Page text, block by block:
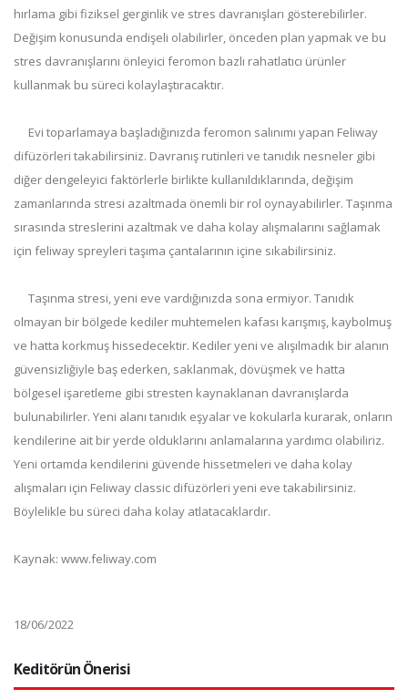
hırlama gibi fiziksel gerginlik ve stres davranışları gösterebilirler.
Değişim konusunda endişeli olabilirler, önceden plan yapmak ve bu
stres davranışlarını önleyici feromon bazlı rahatlatıcı ürünler
kullanmak bu süreci kolaylaştıracaktır.
Evi toparlamaya başladığınızda feromon salınımı yapan Feliway
difüzörleri takabilirsiniz. Davranış rutinleri ve tanıdık nesneler gibi
diğer dengeleyici faktörlerle birlikte kullanıldıklarında, değişim
zamanlarında stresi azaltmada önemli bir rol oynayabilirler. Taşınma
sırasında streslerini azaltmak ve daha kolay alışmalarını sağlamak
için feliway spreyleri taşıma çantalarının içine sıkabilirsiniz.
Taşınma stresi, yeni eve vardığınızda sona ermiyor. Tanıdık
olmayan bir bölgede kediler muhtemelen kafası karışmış, kaybolmuş
ve hatta korkmuş hissedecektir. Kediler yeni ve alışılmadık bir alanın
güvensizliğiyle baş ederken, saklanmak, dövüşmek ve hatta
bölgesel işaretleme gibi stresten kaynaklanan davranışlarda
bulunabilirler. Yeni alanı tanıdık eşyalar ve kokularla kurarak, onların
kendilerine ait bir yerde olduklarını anlamalarına yardımcı olabiliriz.
Yeni ortamda kendilerini güvende hissetmeleri ve daha kolay
alışmaları için Feliway classic difüzörleri yeni eve takabilirsiniz.
Böylelikle bu süreci daha kolay atlatacaklardır.
Kaynak: www.feliway.com
18/06/2022
Keditörün Önerisi